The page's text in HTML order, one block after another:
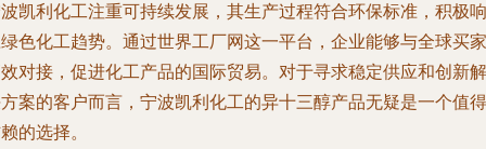
凯利化工注重可持续发展，其生产过程符合环保标准，积极响
色化工趋势。通过世界工厂网这一平台，企业能够与全球买家
对接，促进化工产品的国际贸易。对于寻求稳定供应和创新解
案的客户而言，宁波凯利化工的异十三醇产品无疑是一个值得
的选择。